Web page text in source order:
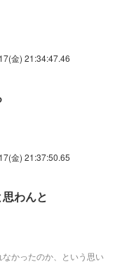
金) 21:34:47.46
金) 21:37:50.65
わんと
かったのか、という思い